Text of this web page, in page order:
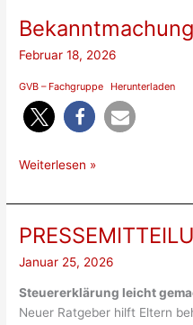
Bekanntmachung
Februar 18, 2026
GVB – Fachgruppe Herunterladen
Bekanntmachung
Weiterlesen »
Januar 25, 2026
Steuererklärung leicht
Neuer Ratgeber hilft Eltern